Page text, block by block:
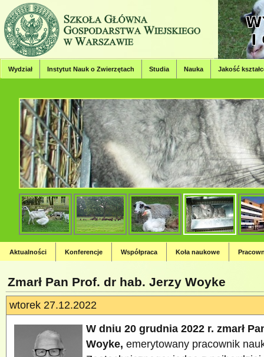
Wydział Hodowli,
Strona Wydziału Hodowli, Bioinżynierii i Ochrony Zwierząt
Wydział Instytut Nauk o Zwierzętach Studia Nauka Jakość
Aktualności Konferencje Współpraca Koła naukowe
Zmarł Pan Prof. dr hab. Jerzy Woyke
wtorek 27.12.2022
W dniu 20 grudnia 2022 r. zmarł
Woyke, emerytowany pracownik